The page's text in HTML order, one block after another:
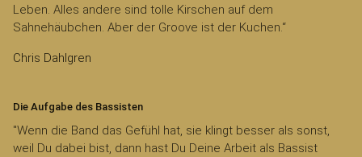
Leben. Alles andere sind tolle Kirschen auf dem
Sahnehäubchen. Aber der Groove ist der Kuchen.“
Chris Dahlgren
Die Aufgabe des Bassisten
"Wenn die Band das Gefühl hat, sie klingt besser als sonst,
weil Du dabei bist, dann hast Du Deine Arbeit als Bassist